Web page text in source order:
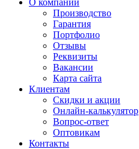
О компании
Производство
Гарантия
Портфолио
Отзывы
Реквизиты
Вакансии
Карта сайта
Клиентам
Скидки и акции
Онлайн-калькулятор
Вопрос-ответ
Оптовикам
Контакты